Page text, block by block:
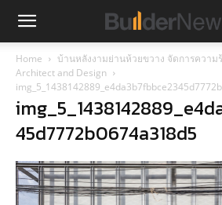
Home
บ้านหลังงามย่านห้วยขวาง จัดการความ
Architect and Design
45d7772b0674a318d5